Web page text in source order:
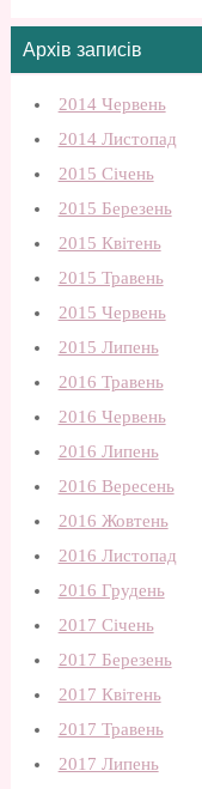
Архів записів
2014 Червень
2014 Листопад
2015 Січень
2015 Березень
2015 Квітень
2015 Травень
2015 Червень
2015 Липень
2016 Травень
2016 Червень
2016 Липень
2016 Вересень
2016 Жовтень
2016 Листопад
2016 Грудень
2017 Січень
2017 Березень
2017 Квітень
2017 Травень
2017 Липень